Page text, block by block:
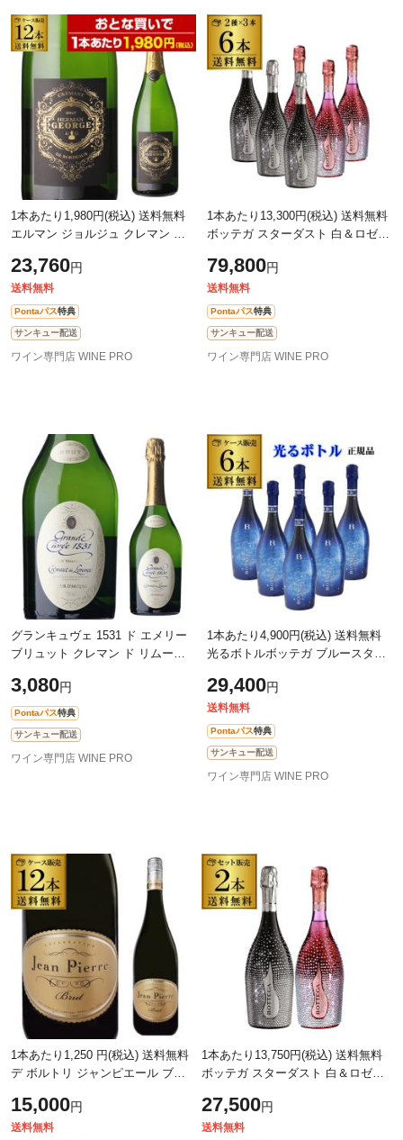
1本あたり1,980円(税込) 送料無料
エルマン ジョルジュ クレマン ド
リングワイン 浜運
23,760円
送料無料
Pontaパス特典
サンキュー配送
ワイン専門店 WINE PRO
1本あたり13,300円(税込) 送料無料
ボッテガ スターダスト 白＆ロゼ 2
79,800円
送料無料
Pontaパス特典
サンキュー配送
ワイン専門店 WINE PRO
グランキュヴェ 1531 ド エメリー
ブリュット クレマン ド リムー
クリング 浜運
3,080円
Pontaパス特典
サンキュー配送
ワイン専門店 WINE PRO
1本あたり4,900円(税込) 送料無料
光るボトルボッテガ ブルースター
29,400円
送料無料
Pontaパス特典
サンキュー配送
ワイン専門店 WINE PRO
1本あたり1,250 円(税込) 送料無料
デ ボルトリ ジャンピエール ブリ
ア 白泡 スパークリング 長S
15,000円
送料無料
1本あたり13,750円(税込) 送料無料
ボッテガ スターダスト 白＆ロゼ 2
27,500円
送料無料